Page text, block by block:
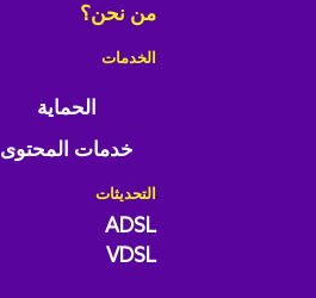
من نحن؟
الخدمات
الحماية
خدمات المحتوى
التحديثات
ADSL
VDSL